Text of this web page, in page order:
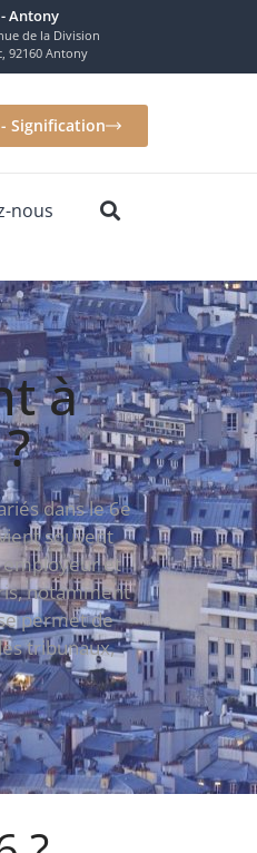
Antony
de la Division
92160 Antony
- Signification
nous
à
dans le 6e
souvent
employeur et
notamment
permet de
tribunaux,